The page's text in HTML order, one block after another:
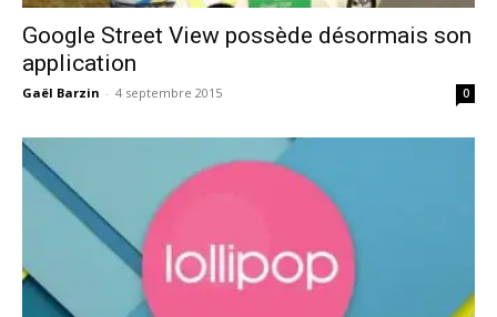
Google Street View possède désormais son
application
Gaël Barzin - 4 septembre 2015 0